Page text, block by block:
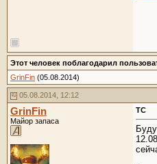
Этот человек поблагодарил
GrinFin (05.08.2014)
05.08.2014, 12:12
GrinFin
Майор запаса
ТС